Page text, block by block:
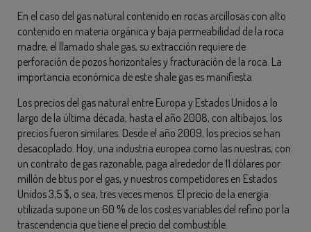
En el caso del gas natural contenido en rocas arcillosas con alto
contenido en materia orgánica y baja permeabilidad de la roca
madre, el llamado shale gas, su extracción requiere de
perforación de pozos horizontales y fracturación de la roca. La
importancia económica de este shale gas es manifiesta.
Los precios del gas natural entre Europa y Estados Unidos a lo
largo de la última década, hasta el año 2008, con altibajos, los
precios fueron similares. Desde el año 2009, los precios se han
desacoplado. Hoy, una industria europea como las nuestras, con
un contrato de gas razonable, paga alrededor de 11 dólares por
millón de btus por el gas, y nuestros competidores en Estados
Unidos 3,5 $, o sea, tres veces menos. El precio de la energía
utilizada supone un 60 % de los costes variables del refino por la
trascendencia que tiene el precio del combustible.